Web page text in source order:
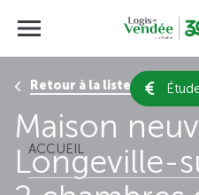
ACCUEIL
Retour à la liste des
Maison
Longeville-